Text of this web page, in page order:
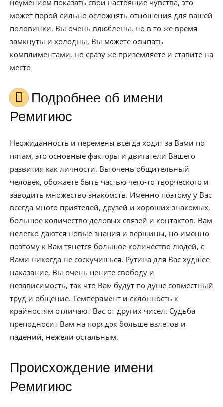
неумением показать свои настоящие чувства, это
может порой сильно осложнять отношения для вашей
половинки. Вы очень влюблены, но в то же время
замкнуты и холодны, Вы можете осыпать
комплиментами, но сразу же приземляете и ставите на
место
Подробнее об имени
Ремигиюс
Неожиданность и перемены всегда ходят за Вами по
пятам, это основные факторы и двигатели Вашего
развития как личности. Вы очень общительный
человек, обожаете быть частью чего-то творческого и
заводить множество знакомств. Именно поэтому у Вас
всегда много приятелей, друзей и хороших знакомых,
большое количество деловых связей и контактов. Вам
нелегко даются новые знания и вершины, но именно
поэтому к Вам тянется большое количество людей, с
Вами никогда не соскучишься. Рутина для Вас худшее
наказание, Вы очень цените свободу и
независимость, так что Вам будут по душе совместный
труд и общение. Темперамент и склонность к
крайностям отличают Вас от других чисел. Судьба
преподносит Вам на порядок больше взлетов и
падений, нежели остальным.
Происхождение имени
Ремигиюс